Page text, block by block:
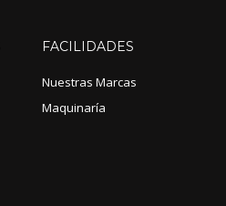
FACILIDADES
Nuestras Marcas
Maquinaría